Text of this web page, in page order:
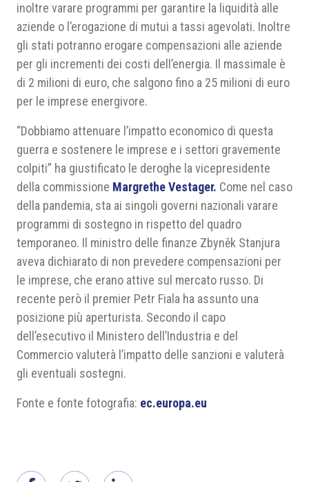
inoltre varare programmi per garantire la liquidità alle
aziende o l’erogazione di mutui a tassi agevolati. Inoltre
gli stati potranno erogare compensazioni alle aziende
per gli incrementi dei costi dell’energia. Il massimale è
di 2 milioni di euro, che salgono fino a 25 milioni di euro
per le imprese energivore.
“Dobbiamo attenuare l’impatto economico di questa
guerra e sostenere le imprese e i settori gravemente
colpiti” ha giustificato le deroghe la vicepresidente
della commissione Margrethe Vestager. Come nel caso
della pandemia, sta ai singoli governi nazionali varare
programmi di sostegno in rispetto del quadro
temporaneo. Il ministro delle finanze Zbyněk Stanjura
aveva dichiarato di non prevedere compensazioni per
le imprese, che erano attive sul mercato russo. Di
recente però il premier Petr Fiala ha assunto una
posizione più aperturista. Secondo il capo
dell’esecutivo il Ministero dell’Industria e del
Commercio valuterà l’impatto delle sanzioni e valuterà
gli eventuali sostegni.
Fonte e fonte fotografia: ec.europa.eu